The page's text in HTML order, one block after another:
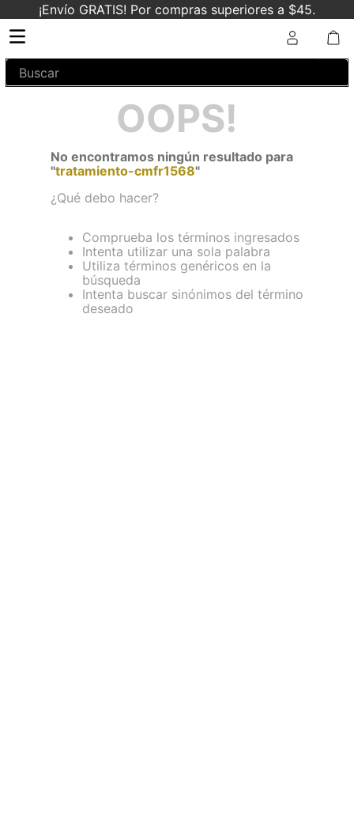
¡Envío GRATIS! Por compras superiores a $45.
Buscar
OOPS!
No encontramos ningún resultado para
"tratamiento-cmfr1568"
¿Qué debo hacer?
Comprueba los términos ingresados
Intenta utilizar una sola palabra
Utiliza términos genéricos en la
búsqueda
Intenta buscar sinónimos del término
deseado